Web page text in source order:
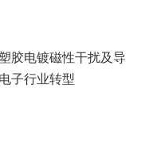
胶电镀磁性干扰及导
子行业转型